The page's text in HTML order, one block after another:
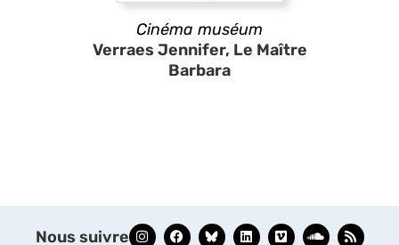
Cinéma muséum
Verraes Jennifer, Le Maître
Barbara
Nous suivre